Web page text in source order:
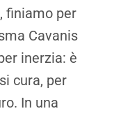
finiamo per
Cavanis
inerzia: è
cura, per
In una